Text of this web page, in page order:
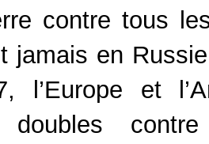
contre tous
jamais en
l’Europe et
doubles